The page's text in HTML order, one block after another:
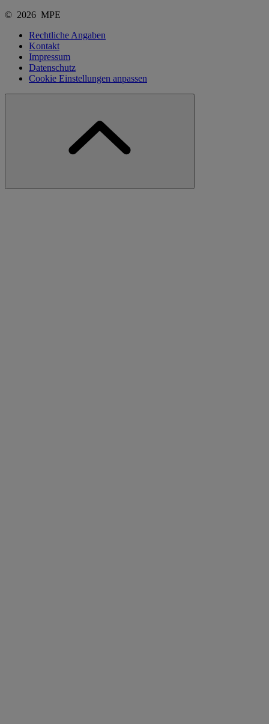
© 2026 MPE
Rechtliche Angaben
Kontakt
Impressum
Datenschutz
Cookie Einstellungen anpassen